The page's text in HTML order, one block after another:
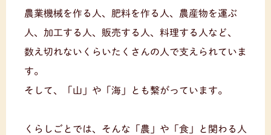
農業機械を作る人、肥料を作る人、農産物を運ぶ
人、加工する人、販売する人、料理する人など、
数え切れないくらいたくさんの人で支えられていま
す。
そして、「山」や「海」とも繋がっています。
くらしごとでは、そんな「農」や「食」と関わる人